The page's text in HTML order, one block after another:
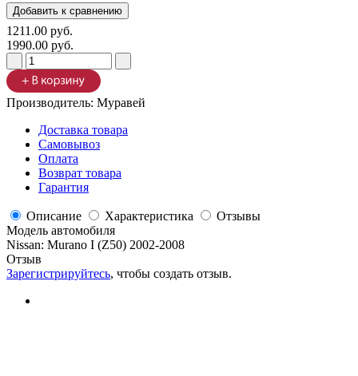
1211.00 руб.
1990.00 руб.
Производитель: Муравей
Доставка товара
Самовывоз
Оплата
Возврат товара
Гарантия
Описание Характеристика
Отзывы
Модель автомобиля
Nissan: Murano I (Z50) 2002-2008
Отзыв
Зарегистрируйтесь, чтобы создать отзыв.